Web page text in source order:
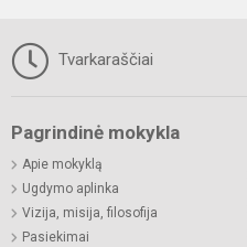
Tvarkaraščiai
Pagrindinė mokykla
Apie mokyklą
Ugdymo aplinka
Vizija, misija, filosofija
Pasiekimai